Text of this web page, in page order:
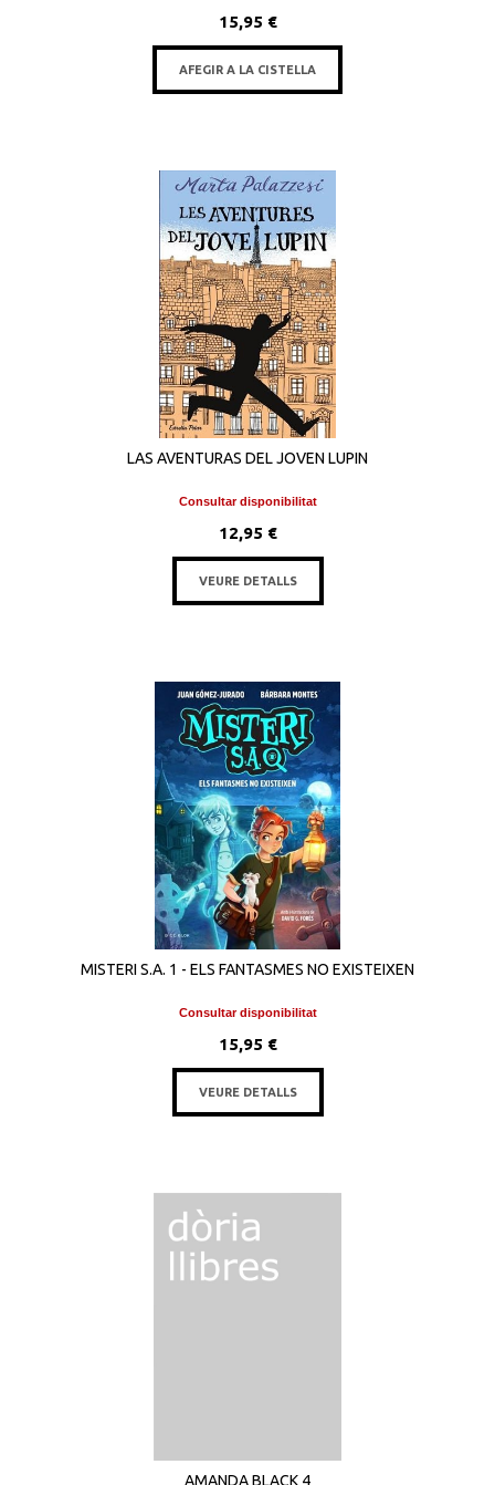
15,95 €
AFEGIR A LA CISTELLA
LAS AVENTURAS DEL JOVEN LUPIN
Consultar disponibilitat
12,95 €
VEURE DETALLS
MISTERI S.A. 1 - ELS FANTASMES NO EXISTEIXEN
Consultar disponibilitat
15,95 €
VEURE DETALLS
AMANDA BLACK 4